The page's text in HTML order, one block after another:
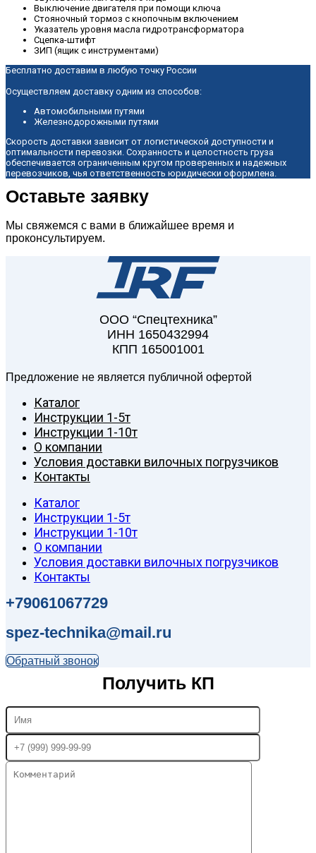
Выключение двигателя при помощи ключа
Стояночный тормоз с кнопочным включением
Указатель уровня масла гидротрансформатора
Сцепка-штифт
ЗИП (ящик с инструментами)
Бесплатно доставим в любую точку России
Осуществляем доставку одним из способов:
Автомобильными путями
Железнодорожными путями
Скорость доставки зависит от логистической доступности и
оптимальности перевозки. Сохранность и целостность груза
обеспечивается ограниченным кругом проверенных и надежных
перевозчиков, чья ответственность юридически оформлена.
Оставьте заявку
Мы свяжемся с вами в ближайшее время и
проконсультируем.
ООО “Спецтехника”
ИНН 1650432994
КПП 165001001
Предложение не является публичной офертой
Каталог
Инструкции 1-5т
Инструкции 1-10т
О компании
Условия доставки вилочных погрузчиков
Контакты
Каталог
Инструкции 1-5т
Инструкции 1-10т
О компании
Условия доставки вилочных погрузчиков
Контакты
+79061067729
spez-technika@mail.ru
Обратный звонок
Получить КП